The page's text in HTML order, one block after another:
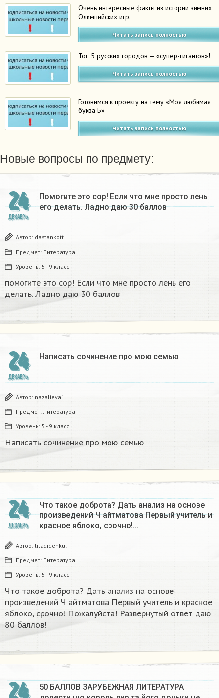
Очень интересные факты из истории зимних
Олимпийских игр.
Читать запись полностью
Топ 5 русских городов — «супер-гигантов»!
Читать запись полностью
Готовимся к проекту на тему «Моя любимая
буква Б»
Читать запись полностью
Новые вопросы по предмету:
24
ДЕКАБРЬ
Помогите это сор! Если что мне просто лень
его делать. Ладно даю 30 баллов​
Автор: dastankott
Предмет: Литература
Уровень: 5 - 9 класс
помогите это сор! Если что мне просто лень его
делать. Ладно даю 30 баллов​
24
ДЕКАБРЬ
Написать сочинение про мою семью ​
Автор: nazalieva1
Предмет: Литература
Уровень: 5 - 9 класс
Написать сочинение про мою семью ​
24
ДЕКАБРЬ
Что такое доброта? Дать анализ на основе
произведений Ч айтматова Первый учитель и
красное яблоко, срочно!…
Автор: liladidenkul
Предмет: Литература
Уровень: 5 - 9 класс
Что такое доброта? Дать анализ на основе
произведений Ч айтматова Первый учитель и красное
яблоко, срочно! Пожалуйста! Развернутый ответ даю
80 баллов!
24
50 БАЛЛОВ ЗАРУБЕЖНАЯ ЛИТЕРАТУРА